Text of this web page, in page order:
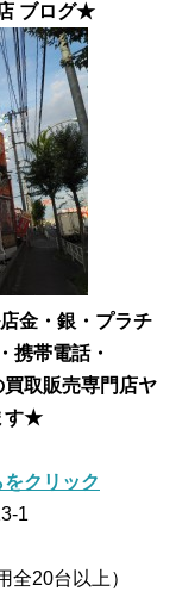
ブログ★
金・銀・プラチ
携帯電話・
取販売専門店ヤ
す★
クリック
1
全20台以上）